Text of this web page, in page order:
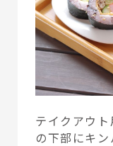
テイクアウ
の下部にキ